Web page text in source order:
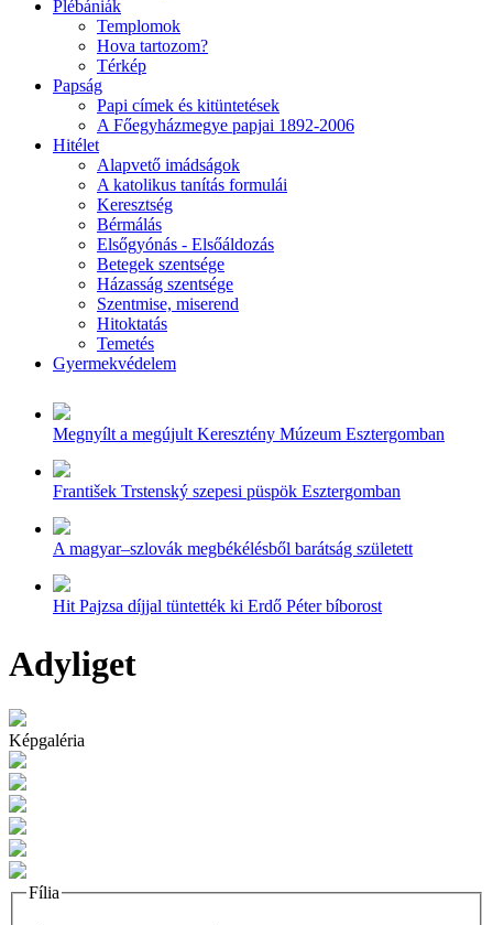
Plébániák
Templomok
Hova tartozom?
Térkép
Papság
Papi címek és kitüntetések
A Főegyházmegye papjai 1892-2006
Hitélet
Alapvető imádságok
A katolikus tanítás formulái
Keresztség
Bérmálás
Elsőgyónás - Elsőáldozás
Betegek szentsége
Házasság szentsége
Szentmise, miserend
Hitoktatás
Temetés
Gyermekvédelem
Megnyílt a megújult Keresztény Múzeum Esztergomban
František Trstenský szepesi püspök Esztergomban
A magyar–szlovák megbékélésből barátság született
Hit Pajzsa díjjal tüntették ki Erdő Péter bíborost
Adyliget
Képgaléria
Fília